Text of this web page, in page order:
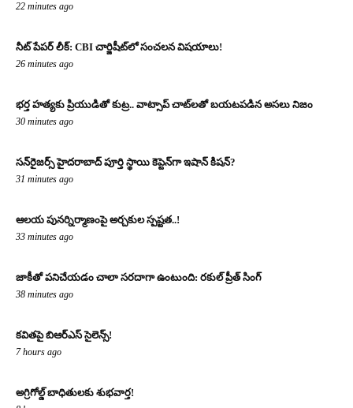
22 minutes ago
నీట్ పేపర్ లీక్: CBI చార్జిషీట్‌లో సంచలన విషయాలు!
26 minutes ago
భర్త హత్యకు ప్రియుడితో కుట్ర.. వాట్సాప్ చాట్‌లతో బయటపడిన అసలు నిజం
30 minutes ago
సన్‌రైజర్స్ హైదరాబాద్ పూర్తి స్థాయి కెప్టెన్‌గా ఇషాన్ కిషన్?
31 minutes ago
ఆలయ పునర్నిర్మాణంపై అర్చకుల స్పష్టత..!
33 minutes ago
జాకీతో పనిచేయడం చాలా సరదాగా ఉంటుంది: రకుల్ ప్రీత్ సింగ్
38 minutes ago
కవితపై బిఆర్ఎస్ సైలెన్స్!
7 hours ago
అగ్రిగోల్డ్ బాధితులకు శుభవార్త!